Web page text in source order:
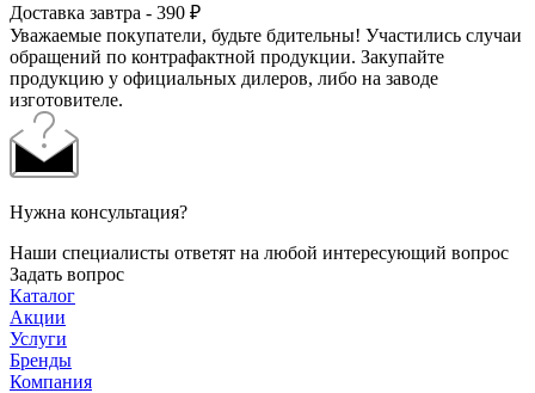
Доставка завтра - 390 ₽
Уважаемые покупатели, будьте бдительны! Участились случаи
обращений по контрафактной продукции. Закупайте
продукцию у официальных дилеров, либо на заводе
изготовителе.
Нужна консультация?
Наши специалисты ответят на любой интересующий вопрос
Задать вопрос
Каталог
Акции
Услуги
Бренды
Компания